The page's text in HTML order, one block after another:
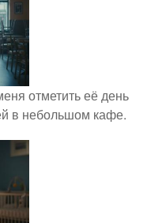
отметить её день
в небольшом кафе.